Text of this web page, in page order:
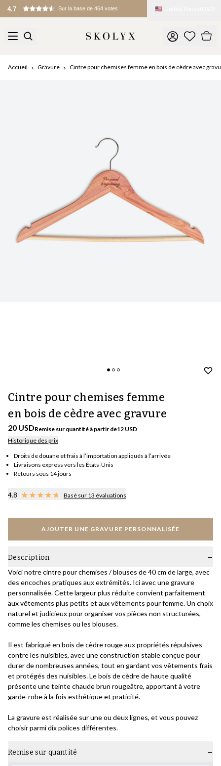
4.7 Sur la base de 464 votes 🇺🇸
Accueil Gravure Cintre pour chemises femme en bois de cèdre avec
Cintre pour chemises femme
en bois de cèdre avec gravure
20 USDRemise sur quantité à partir de12 USD
Historique des prix
Droits de douane et frais à l’importation appliqués à l’arrivée
Livraisons express vers les États-Unis
Retours sous 14 jours
4.8 Basé sur 13 évaluations
AJOUTER UNE GRAVURE PERSONNALISÉE
Description
Voici notre cintre pour chemises / blouses de 40 cm de large, avec
des encoches pratiques aux extrémités. Ici avec une gravure
personnalisée. Cette largeur plus réduite convient parfaitement
aux vêtements plus petits et aux vêtements pour femme. Un choix
naturel et judicieux pour organiser vos pièces non structurées,
comme les chemises ou les blouses.
Il est fabriqué en bois de cèdre rouge aux propriétés répulsives
contre les nuisibles, avec une construction stable conçue pour
durer de nombreuses années, tout en gardant vos vêtements frais
et protégés des nuisibles. Le bois de cèdre de haute qualité
présente une teinte chaude brun rougeâtre, apportant à votre
garde-robe à la fois esthétique et praticité.
La gravure est réalisée sur une ou deux lignes, et vous pouvez
choisir parmi dix polices différentes.
Remise sur quantité